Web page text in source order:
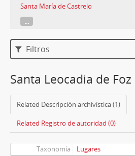
Santa María de Castrelo
...
Filtros
Santa Leocadia de Foz
Related Descripción archivística (1)
Related Registro de autoridad (0)
Taxonomía Lugares